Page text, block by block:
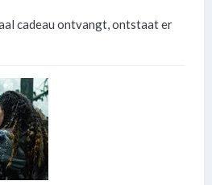
cadeau ontvangt, ontstaat er